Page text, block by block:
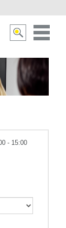
Suche
- 15:00